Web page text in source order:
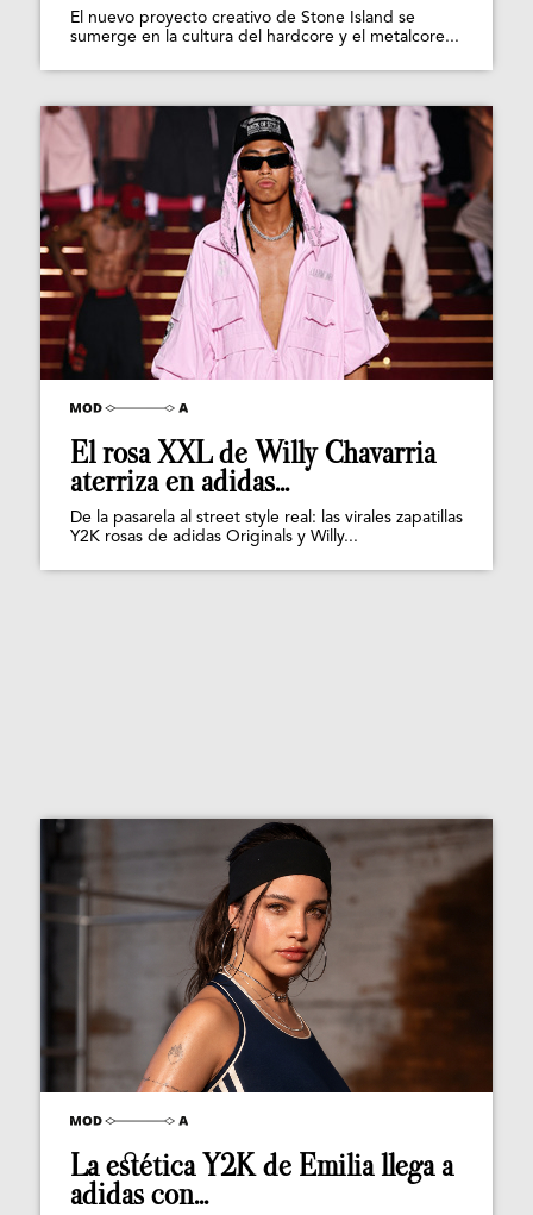
El nuevo proyecto creativo de Stone Island se
sumerge en la cultura del hardcore y el metalcore...
El rosa XXL de Willy Chavarria
aterriza en adidas...
De la pasarela al street style real: las virales zapatillas
Y2K rosas de adidas Originals y Willy...
La estética Y2K de Emilia llega a
adidas con...